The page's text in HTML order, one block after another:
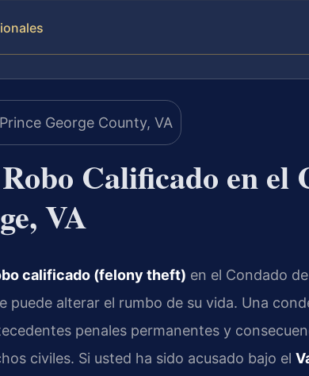
Calificado en el
VA
calificado (felony theft) en el Condado
puede alterar el rumbo de su vida. Una
penales permanentes y
civiles. Si usted ha sido acusado bajo el